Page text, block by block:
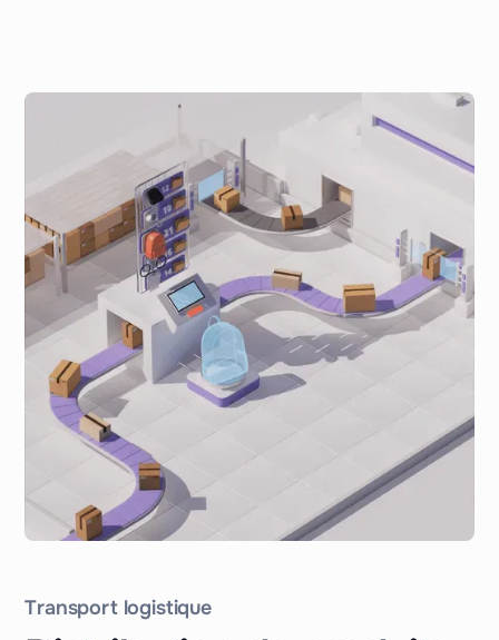
Transport logistique